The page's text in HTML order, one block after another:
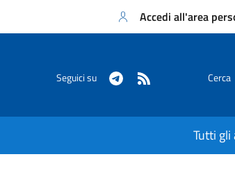
Accedi all'area
Seguici su Cerca
Tutti